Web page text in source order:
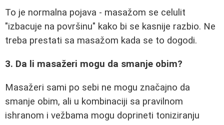
To je normalna pojava - masažom se celulit
"izbacuje na površinu" kako bi se kasnije razbio. Ne
treba prestati sa masažom kada se to dogodi.
3. Da li masažeri mogu da smanje obim?
Masažeri sami po sebi ne mogu značajno da
smanje obim, ali u kombinaciji sa pravilnom
ishranom i vežbama mogu doprineti toniziranju